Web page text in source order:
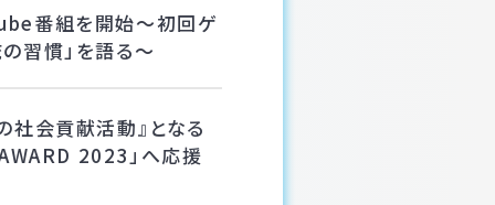
番組を開始〜初回ゲ
習慣」を語る〜
社会貢献活動』となる
2023」へ応援